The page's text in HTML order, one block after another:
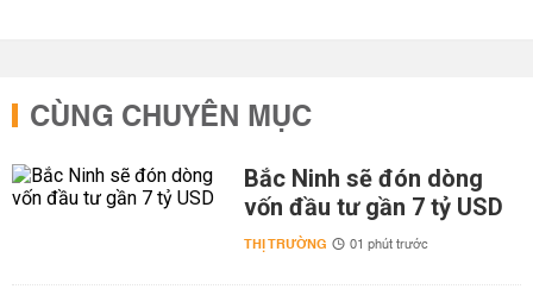
CÙNG CHUYÊN MỤC
Bắc Ninh sẽ đón dòng
vốn đầu tư gần 7 tỷ USD
THỊ TRƯỜNG 01 phút trước